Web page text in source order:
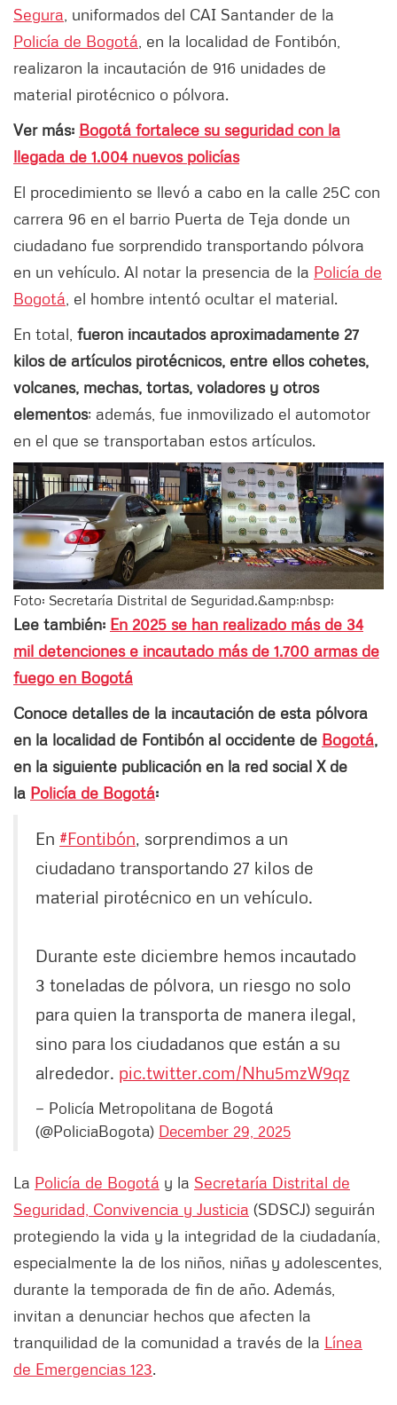
Segura , uniformados del CAI Santander de la
Policía de Bogotá , en la localidad de Fontibón,
realizaron la incautación de 916 unidades de
material pirotécnico o pólvora.
Ver más: Bogotá fortalece su seguridad con la
llegada de 1.004 nuevos policías
El procedimiento se llevó a cabo en la calle 25C con
carrera 96 en el barrio Puerta de Teja donde un
ciudadano fue sorprendido transportando pólvora
en un vehículo. Al notar la presencia de la Policía de
Bogotá , el hombre intentó ocultar el material.
En total, fueron incautados aproximadamente 27
kilos de artículos pirotécnicos, entre ellos cohetes,
volcanes, mechas, tortas, voladores y otros
elementos; además, fue inmovilizado el automotor
en el que se transportaban estos artículos.
Foto: Secretaría Distrital de Seguridad.&amp;nbsp;
Lee también: En 2025 se han realizado más de 34
mil detenciones e incautado más de 1.700 armas de
fuego en Bogotá
Conoce detalles de la incautación de esta pólvora
en la localidad de Fontibón al occidente de Bogotá,
en la siguiente publicación en la red social X de
la Policía de Bogotá:
En #Fontibón, sorprendimos a un
ciudadano transportando 27 kilos de
material pirotécnico en un vehículo.
Durante este diciembre hemos incautado
3 toneladas de pólvora, un riesgo no solo
para quien la transporta de manera ilegal,
sino para los ciudadanos que están a su
alrededor. pic.twitter.com/Nhu5mzW9qz
— Policía Metropolitana de Bogotá
(@PoliciaBogota) December 29, 2025
La Policía de Bogotá y la Secretaría Distrital de
Seguridad, Convivencia y Justicia (SDSCJ) seguirán
protegiendo la vida y la integridad de la ciudadanía,
especialmente la de los niños, niñas y adolescentes,
durante la temporada de fin de año. Además,
invitan a denunciar hechos que afecten la
tranquilidad de la comunidad a través de la Línea
de Emergencias 123.